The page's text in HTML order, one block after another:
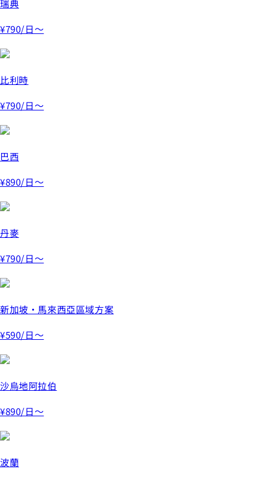
瑞典
¥790/日～
比利時
¥790/日～
巴西
¥890/日～
丹麥
¥790/日～
新加坡・馬來西亞區域方案
¥590/日～
沙烏地阿拉伯
¥890/日～
波蘭